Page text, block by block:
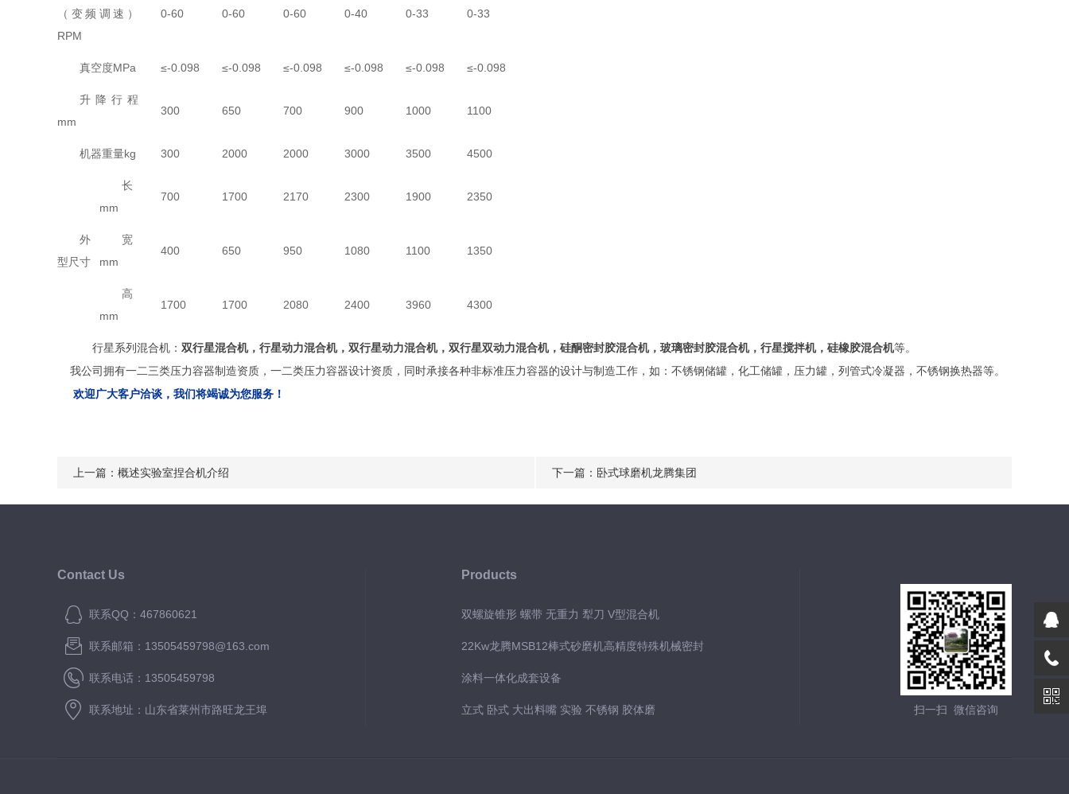
（变频调速）
RPM
0-60 0-60 0-60 0-40 0-33 0-33
真空度MPa ≤-0.098 ≤-0.098 ≤-0.098 ≤-0.098 ≤-0.098 ≤-0.098
升降行程
mm
300 650 700 900 1000 1100
机器重量kg 300 2000 2000 3000 3500 4500
外
型尺寸
长
mm
700 1700 2170 2300 1900 2350
宽
mm
400 650 950 1080 1100 1350
高
mm
1700 1700 2080 2400 3960 4300
行星系列混合机： 双行星混合机，行星动力混合机，双行星动力混合机，双行星双动力混合机，硅酮密封胶混合机，玻璃密封胶混合机，行星搅拌机，硅橡胶混合机等。
我公司拥有一二三类压力容器制造资质，一二类压力容器设计资质，同时承接各种非标准压力容器的设计与制造工作，如：不锈钢储罐，化工储罐，压力罐，列管式冷凝器，不锈钢换热器等。
欢迎广大客户洽谈，我们将竭诚为您服务！
上一篇： 概述实验室捏合机介绍 下一篇： 卧式球磨机龙腾集团
Contact Us
联系QQ：467860621
联系邮箱：13505459798@163.com
联系电话：13505459798
联系地址：山东省莱州市路旺龙王埠
Products
双螺旋锥形 螺带 无重力 犁刀 V型混合机
22Kw龙腾MSB12棒式砂磨机高精度特殊机械密封
涂料一体化成套设备
立式 卧式 大出料嘴 实验 不锈钢 胶体磨 扫一扫 微信咨询